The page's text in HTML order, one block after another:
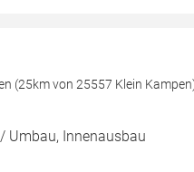
(25km von 25557 Klein
Umbau, Innenausbau